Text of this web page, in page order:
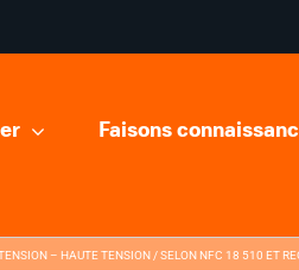
Faisons
– HAUTE TENSION / SELON NFC 18 510 ET